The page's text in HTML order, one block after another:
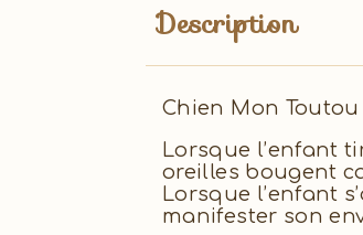
Description
Chien Mon Toutou
Lorsque l’enfant
oreilles bougent
Lorsque l’enfant
manifester son